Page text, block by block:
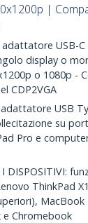
|
adattatore USB-
display o
o 1080p -
CDP2VGA
adattatore USB
su
Pro e
DISPOSITIVI:
ThinkPad
e Chromebook